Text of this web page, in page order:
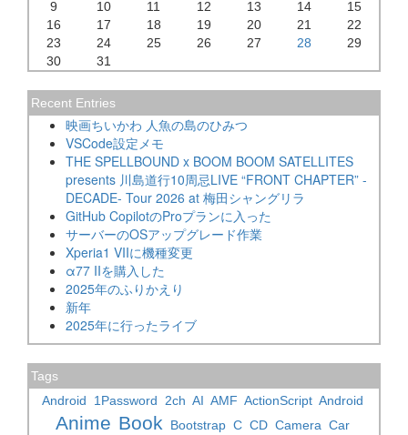
9
10 11 12 13 14
15
16
17 18 19 20 21
22
23
24 25 26 27 28
29
30
31
Recent Entries
映画ちいかわ 人魚の島のひみつ
VSCode設定メモ
THE SPELLBOUND x BOOM BOOM SATELLITES
presents 川島道行10周忌LIVE “FRONT CHAPTER” -
DECADE- Tour 2026 at 梅田シャングリラ
GitHub CopilotのProプランに入った
サーバーのOSアップグレード作業
Xperia1 VIIに機種変更
α77 IIを購入した
2025年のふりかえり
新年
2025年に行ったライブ
Tags
Android
1Password 2ch AI AMF ActionScript Android
Anime Book Bootstrap C CD Camera Car